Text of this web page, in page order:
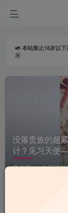
本站禁止18岁以
示
没落贵族的超
计？见习天使
首页 全部飞